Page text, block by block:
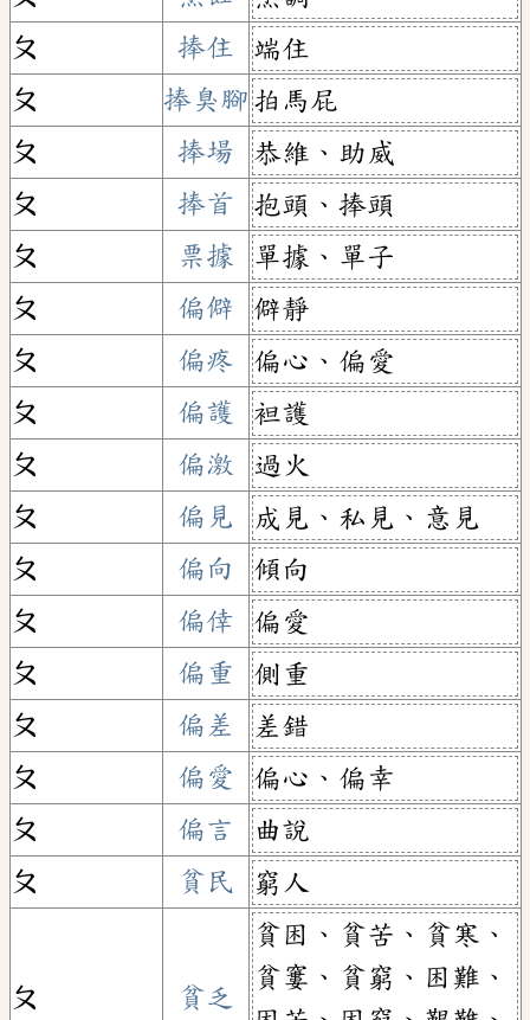
ㄆ
捧住
端住
ㄆ
捧臭腳 拍馬屁
ㄆ
捧場
恭維、助威
ㄆ
捧首
抱頭、捧頭
ㄆ
票據
單據、單子
ㄆ
偏僻
僻靜
ㄆ
偏疼
偏心、偏愛
ㄆ
偏護
袒護
ㄆ
偏激
過火
ㄆ
偏見
成見、私見、意見
ㄆ
偏向
傾向
ㄆ
偏倖
偏愛
ㄆ
偏重
側重
ㄆ
偏差
差錯
ㄆ
偏愛
偏心、偏幸
ㄆ
偏言
曲說
ㄆ
貧民 窮人
ㄆ 貧乏
貧困、貧苦、貧寒、
貧窶、貧窮、困難、